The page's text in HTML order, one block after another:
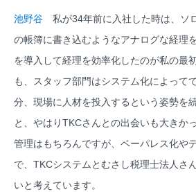
池野谷 私が34年前に入社した時は、ソ
の帳簿に書き込むようなアナログな経理
を導入して経理を効率化したのが私の最
も、スタッフ部門はシステム化によって
分、現場に人材を投入するという姿勢を
と、やはりTKCさんとの出会いも大きか
管理はもちろんですが、ペーパレス化や
で、TKCシステムとむさし税理士法人さ
いと考えています。